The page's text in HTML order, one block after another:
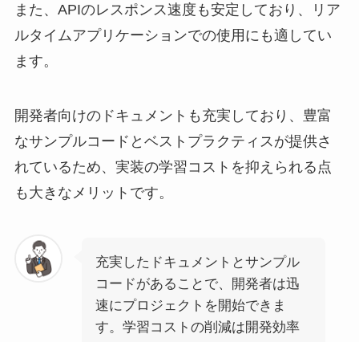
また、APIのレスポンス速度も安定しており、リア
ルタイムアプリケーションでの使用にも適してい
ます。
開発者向けのドキュメントも充実しており、豊富
なサンプルコードとベストプラクティスが提供さ
れているため、実装の学習コストを抑えられる点
も大きなメリットです。
充実したドキュメントとサンプル
コードがあることで、開発者は迅
速にプロジェクトを開始できま
す。学習コストの削減は開発効率